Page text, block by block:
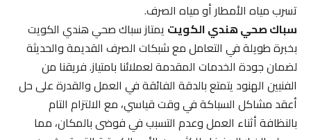
تسرب مياه الأمطار أو مياه الصرف.
سباك صحي هندي الكويتيمتاز سباك صحي هندي الكويت
بخبرة طويلة في التعامل مع شبكات الصرف القديمة والحديثة
لضمان جودة الخدمات المقدمة لعملائنا بامتياز. فريقنا من
الفنيين الهنود يتمتع بالدقة الفائقة في العمل والقدرة على حل
أعقد مشاكل السباكة في وقت قياسي، مع الالتزام التام
بالنظافة أثناء العمل وعدم التسبب في فوضى بالمكان، مما